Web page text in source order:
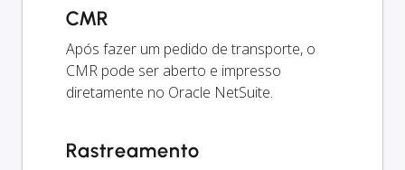
CMR
Após fazer um pedido de transporte, o
CMR pode ser aberto e impresso
diretamente no Oracle NetSuite.
Rastreamento